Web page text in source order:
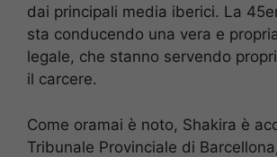
dai principali media iberici. La
sta conducendo una vera e
legale, che stanno servendo
il carcere.
Come oramai è noto, Shakira è
Tribunale Provinciale di